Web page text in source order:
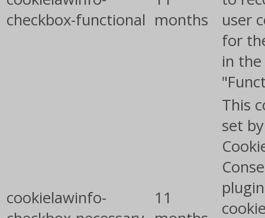
checkbox-functional months
user
for
in
cookielawinfo-
11
This
set